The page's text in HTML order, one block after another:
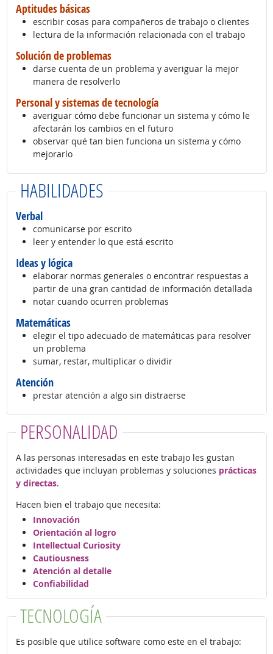
Aptitudes básicas
escribir cosas para compañeros de trabajo o clientes
lectura de la información relacionada con el trabajo
Solución de problemas
darse cuenta de un problema y averiguar la mejor
manera de resolverlo
Personal y sistemas de tecnología
averiguar cómo debe funcionar un sistema y cómo le
afectarán los cambios en el futuro
observar qué tan bien funciona un sistema y cómo
mejorarlo
HABILIDADES
Verbal
comunicarse por escrito
leer y entender lo que está escrito
Ideas y lógica
elaborar normas generales o encontrar respuestas a
partir de una gran cantidad de información detallada
notar cuando ocurren problemas
Matemáticas
elegir el tipo adecuado de matemáticas para resolver
un problema
sumar, restar, multiplicar o dividir
Atención
prestar atención a algo sin distraerse
PERSONALIDAD
A las personas interesadas en este trabajo les gustan
actividades que incluyan problemas y soluciones prácticas
y directas.
Hacen bien el trabajo que necesita:
Innovación
Orientación al logro
Intellectual Curiosity
Cautiousness
Atención al detalle
Confiabilidad
TECNOLOGÍA
Es posible que utilice software como este en el trabajo: